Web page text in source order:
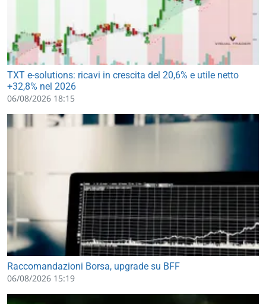
TXT e-solutions: ricavi in crescita del 20,6% e utile netto
+32,8% nel 2026
06/08/2026 18:15
Raccomandazioni Borsa, upgrade su BFF
06/08/2026 15:19